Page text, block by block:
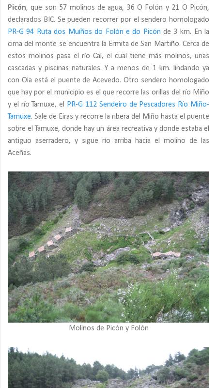
Picón, que son 57 molinos de agua, 36 O Folón y 21 O Picón,
declarados BIC. Se pueden recorrer por el sendero homologado
PR-G 94 Ruta dos Muíños do Folón e do Picón de 3 km. En la
cima del monte se encuentra la Ermita de San Martiño. Cerca de
estos molinos pasa el río Cal, el cual tiene más molinos, unas
cascadas y piscinas naturales. Y a menos de 1 km. lindando ya
con Oia está el puente de Acevedo. Otro sendero homologado
que hay por el municipio es el que recorre las orillas del río Miño
y el río Tamuxe, el
PR-G 112 Sendeiro de Pescadores Río Miño-
Tamuxe. Sale de Eiras y recorre la ribera del Miño hasta el puente
sobre el Tamuxe, donde hay un área recreativa y donde estaba el
antiguo aserradero, y sigue río arriba hacia el molino de las
Aceñas.
Molinos de Picón y Folón